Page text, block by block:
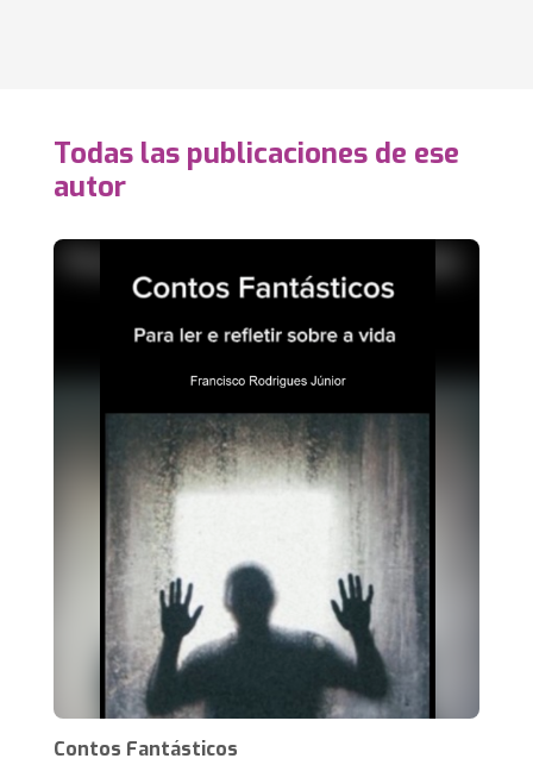
Todas las publicaciones de ese
autor
Contos Fantásticos